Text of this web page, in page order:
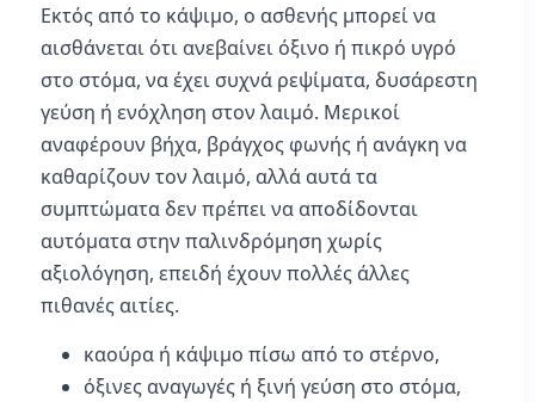
Εκτός από το κάψιμο, ο ασθενής μπορεί να
αισθάνεται ότι ανεβαίνει όξινο ή πικρό υγρό
στο στόμα, να έχει συχνά ρεψίματα, δυσάρεστη
γεύση ή ενόχληση στον λαιμό. Μερικοί
αναφέρουν βήχα, βράγχος φωνής ή ανάγκη να
καθαρίζουν τον λαιμό, αλλά αυτά τα
συμπτώματα δεν πρέπει να αποδίδονται
αυτόματα στην παλινδρόμηση χωρίς
αξιολόγηση, επειδή έχουν πολλές άλλες
πιθανές αιτίες.
καούρα ή κάψιμο πίσω από το στέρνο,
όξινες αναγωγές ή ξινή γεύση στο στόμα,